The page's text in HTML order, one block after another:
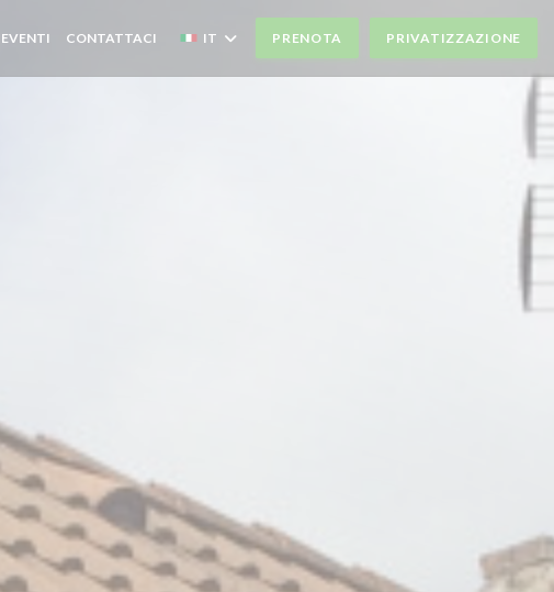
EVENTI CONTATTACI IT PRENOTA PRIVATIZZAZIONE